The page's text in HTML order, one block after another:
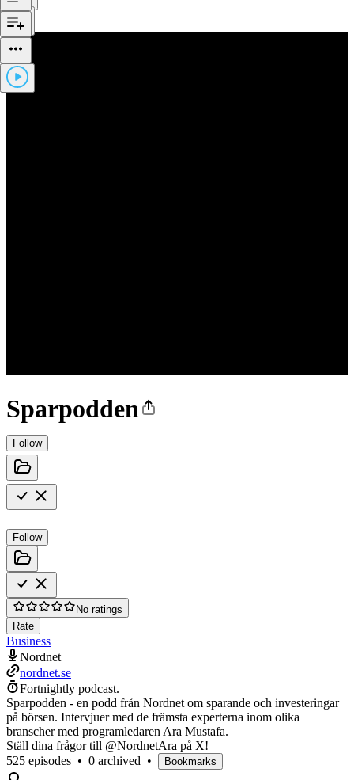
Sparpodden
Follow
Follow
No ratings
Rate
Business
Nordnet
nordnet.se
Fortnightly podcast.
Sparpodden - en podd från Nordnet om sparande och investeringar
på börsen. Intervjuer med de främsta experterna inom olika
branscher med programledaren Ara Mustafa.
Ställ dina frågor till @NordnetAra på X!
525 episodes • 0 archived • Bookmarks